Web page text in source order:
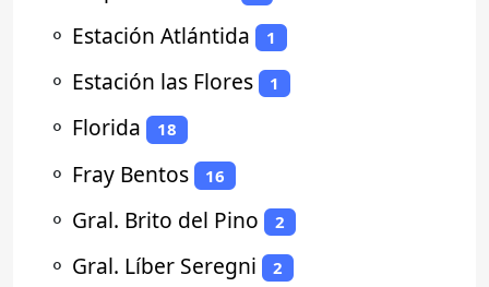
⚬ Estación Atlántida 1
⚬ Estación las Flores 1
⚬ Florida 18
⚬ Fray Bentos 16
⚬ Gral. Brito del Pino 2
⚬ Gral. Líber Seregni 2